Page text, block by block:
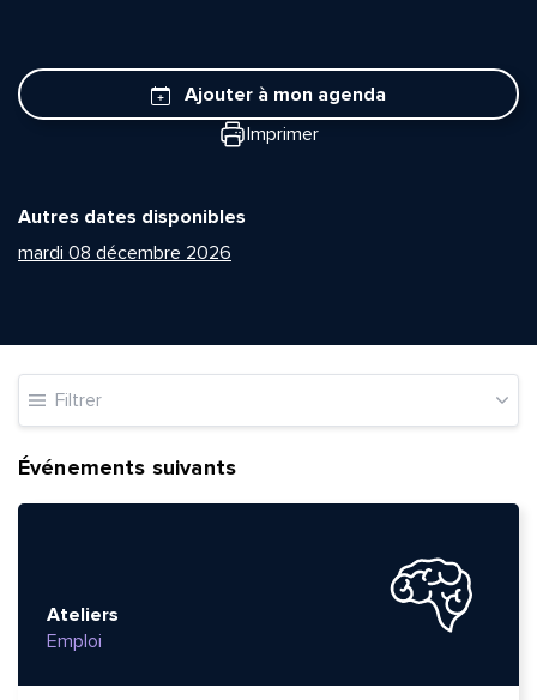
Ajouter à mon agenda
Imprimer
Autres dates disponibles
mardi 08 décembre 2026
Filtrer
Événements suivants
Ateliers
Emploi